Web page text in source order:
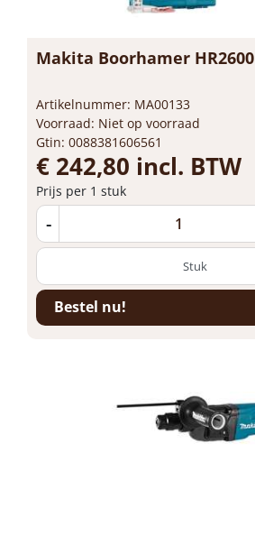
Makita Boorhamer HR2600
Artikelnummer: MA00133
Voorraad: Niet op voorraad
Gtin: 0088381606561
€ 242,80 incl. BTW
Prijs per 1 stuk
-
Bestel nu!